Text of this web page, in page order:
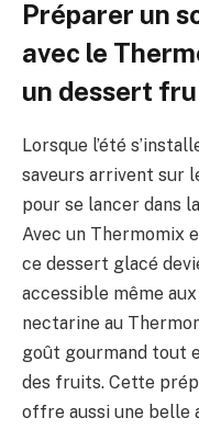
Préparer un
avec le
un dessert
Lorsque l’été
saveurs arrivent sur
pour se lancer dans
Avec un Thermomix
ce dessert glacé
accessible même
nectarine au
goût gourmand tout
des fruits. Cette
offre aussi une belle